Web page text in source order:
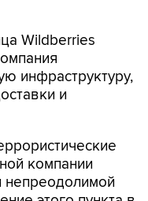
Wildberries
инфраструктуру,
и
компании
непреодолимой